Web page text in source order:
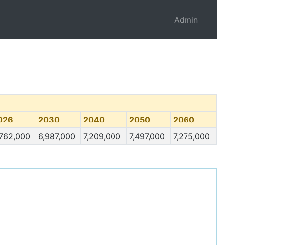
Admin
2030 2040 2050
2060
6,987,000 7,209,000 7,497,000 7,275,000